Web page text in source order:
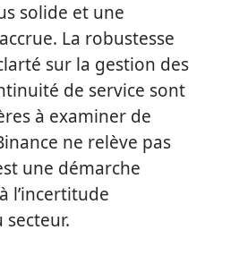
solide et une
La robustesse
sur la gestion des
de service sont
à examiner de
ne relève pas
une démarche
l’incertitude